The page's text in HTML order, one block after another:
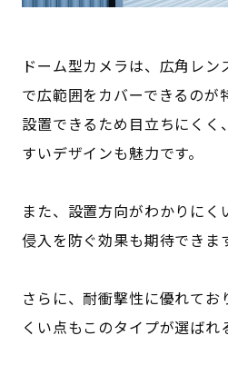
ドーム型カメラは、広角レ
で広範囲をカバーできるのが
設置できるため目立ちにくく
すいデザインも魅力です。
また、設置方向がわかりにく
侵入を防ぐ効果も期待できま
さらに、耐衝撃性に優れてお
くい点もこのタイプが選ばれ